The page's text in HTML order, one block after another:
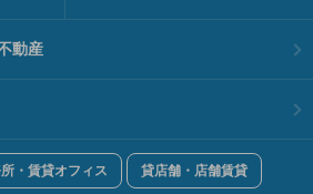
動産
・賃貸オフィス 貸店舗・店舗賃貸